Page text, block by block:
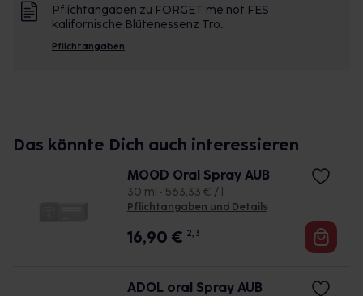
Pflichtangaben zu FORGET me not FES
kalifornische Blütenessenz Tro..
Pflichtangaben
Das könnte Dich auch interessieren
MOOD Oral Spray AUB
30 ml • 563,33 € / l
Pflichtangaben und Details
16,90 € 2, 3
ADOL oral Spray AUB